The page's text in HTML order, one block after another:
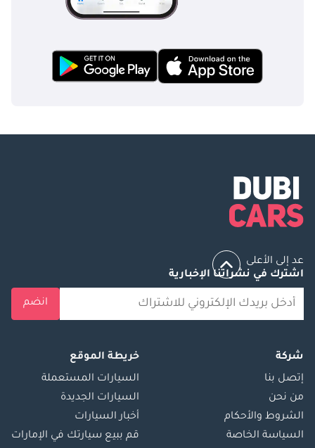
عد إلى الأعلى
اشترك في نشراتنا الإخبارية
انضم
شركة
إتصل بنا
من نحن
الشروط والأحكام
السياسة الخاصة
خريطة الموقع
السيارات المستعملة
السيارات الجديدة
أخبار السيارات
قم ببيع سيارتك في الإمارات